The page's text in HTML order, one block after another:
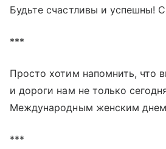
Будьте счастливы и успешны!
***
Просто хотим напомнить, что
и дороги нам не только
Международным женским
***